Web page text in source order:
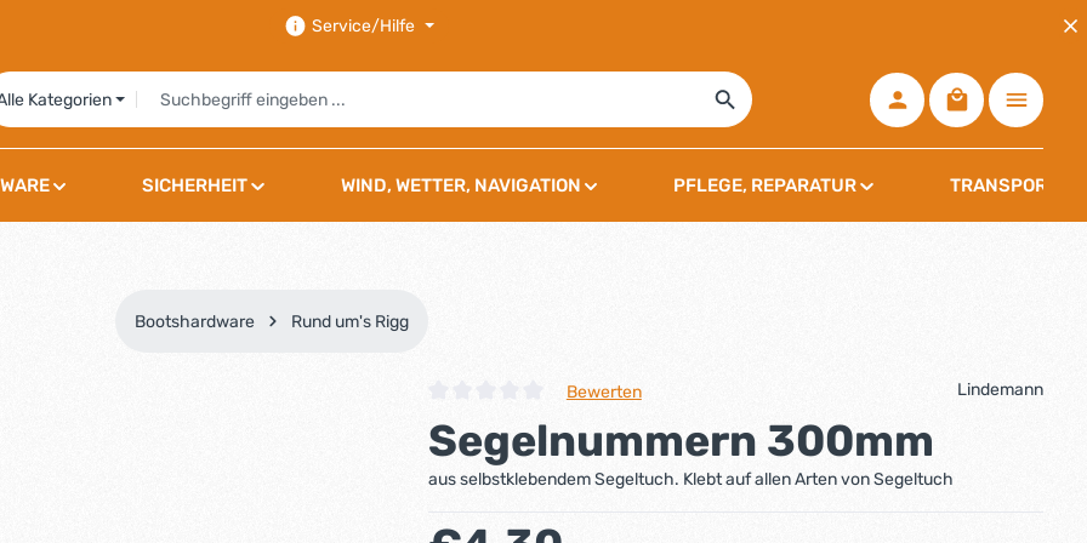
Service/Hilfe
Kategorien
Warenkorb
SICHERHEIT WIND, WETTER, NAVIGATION PFLEGE, REPARATUR TRANSPORT,
Bootshardware Rund um's Rigg
Bewerten Lindemann
Segelnummern 300mm
aus selbstklebendem Segeltuch. Klebt auf allen Arten von Segeltuch
Regulärer Preis: